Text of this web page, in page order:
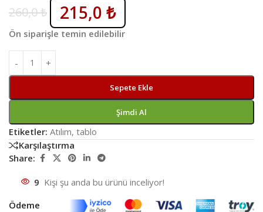
260,0₺ 215,0 ₺
Ön siparişle temin edilebilir
Sepete Ekle
Şimdi Al
Etiketler: Atılım, tablo
Karşılaştırma
Share:
9 Kişi şu anda bu ürünü inceliyor!
Ödeme